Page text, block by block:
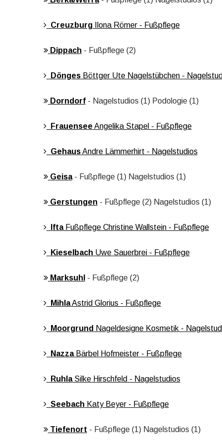
Creuzburg Ilona Römer - Fußpflege
Dippach - Fußpflege (2)
DöngesBöttger Ute Nagelstübchen -
Dorndorf- Nagelstudios (1) Podologie (1)
Frauensee Angelika Stapel - Fußpflege
GehausAndre Lämmerhirt - Nagelstudios
Geisa- Fußpflege (1) Nagelstudios (1)
Gerstungen - Fußpflege (2) Nagelstudios (1)
IftaFußpflege Christine Wallstein - Fußpflege
Kieselbach Uwe Sauerbrei - Fußpflege
Marksuhl - Fußpflege (2)
MihlaAstrid Glorius - Fußpflege
Moorgrund Nageldesigne Kosmetik -
NazzaBärbel Hofmeister - Fußpflege
RuhlaSilke Hirschfeld - Nagelstudios
Seebach Katy Beyer - Fußpflege
Tiefenort - Fußpflege (1) Nagelstudios (1)